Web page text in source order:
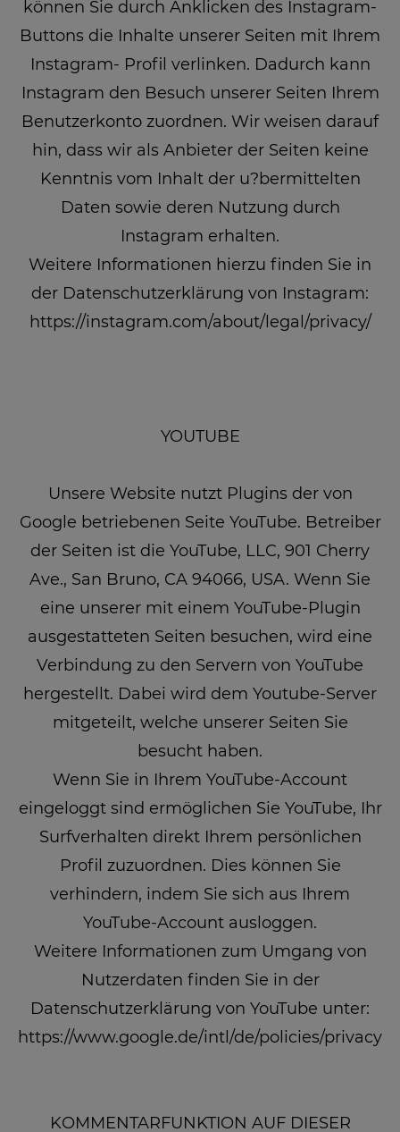
können Sie durch Anklicken des Instagram-
Buttons die Inhalte unserer Seiten mit Ihrem
Instagram- Profil verlinken. Dadurch kann
Instagram den Besuch unserer Seiten Ihrem
Benutzerkonto zuordnen. Wir weisen darauf
hin, dass wir als Anbieter der Seiten keine
Kenntnis vom Inhalt der u?bermittelten
Daten sowie deren Nutzung durch
Instagram erhalten.
Weitere Informationen hierzu finden Sie in
der Datenschutzerklärung von Instagram:
https://instagram.com/about/legal/privacy/
YOUTUBE
Unsere Website nutzt Plugins der von
Google betriebenen Seite YouTube. Betreiber
der Seiten ist die YouTube, LLC, 901 Cherry
Ave., San Bruno, CA 94066, USA. Wenn Sie
eine unserer mit einem YouTube-Plugin
ausgestatteten Seiten besuchen, wird eine
Verbindung zu den Servern von YouTube
hergestellt. Dabei wird dem Youtube-Server
mitgeteilt, welche unserer Seiten Sie
besucht haben.
Wenn Sie in Ihrem YouTube-Account
eingeloggt sind ermöglichen Sie YouTube, Ihr
Surfverhalten direkt Ihrem persönlichen
Profil zuzuordnen. Dies können Sie
verhindern, indem Sie sich aus Ihrem
YouTube-Account ausloggen.
Weitere Informationen zum Umgang von
Nutzerdaten finden Sie in der
Datenschutzerklärung von YouTube unter:
https://www.google.de/intl/de/policies/privacy
KOMMENTARFUNKTION AUF DIESER